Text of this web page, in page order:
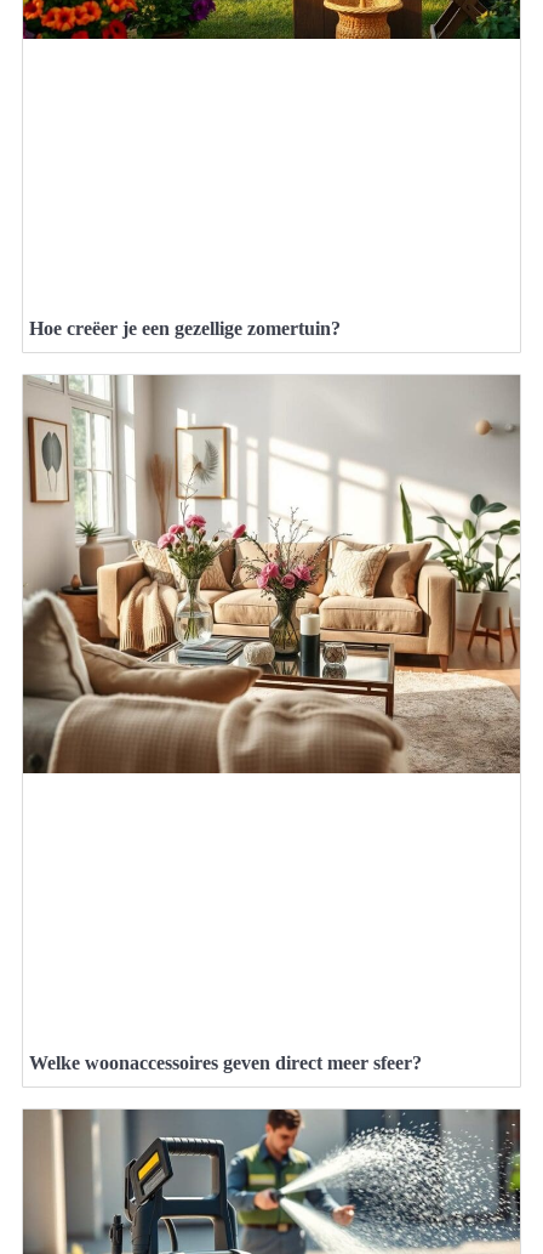
Hoe creëer je een gezellige zomertuin?
Welke woonaccessoires geven direct meer sfeer?